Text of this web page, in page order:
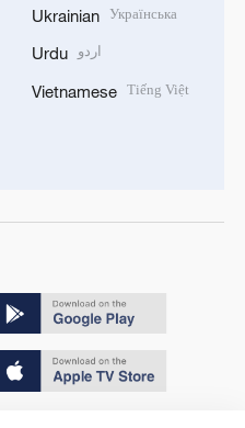
Ukrainian Українська
Urdu اردو
Vietnamese Tiếng Việt